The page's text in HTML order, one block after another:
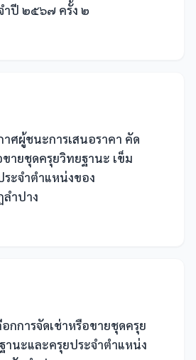
ำปี ๒๕๖๗ ครั้ง ๒
าศผู้ชนะการเสนอราคา คัด
ขายชุดครุยวิทยฐานะ เข็ม
ะจำตำแหน่งของ
ำปาง
อกการจัดเช่าหรือขายชุดครุย
านะและครุยประจำตำแหน่ง